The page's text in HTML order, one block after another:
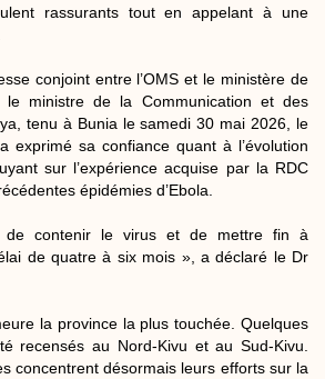
rassurants tout en appelant à une
conjoint entre l’OMS et le ministère de
ministre de la Communication et des
tenu à Bunia le samedi 30 mai 2026, le
exprimé sa confiance quant à l’évolution
sur l’expérience acquise par la RDC
épidémies d’Ebola.
de contenir le virus et de mettre fin à
de quatre à six mois », a déclaré le Dr
la province la plus touchée. Quelques
recensés au Nord-Kivu et au Sud-Kivu.
concentrent désormais leurs efforts sur la